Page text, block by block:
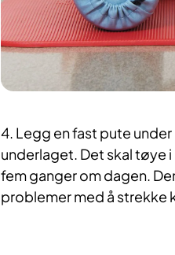
4. Legg en fast pute
underlaget. Det skal tøye
fem ganger om dagen.
problemer med å strekke